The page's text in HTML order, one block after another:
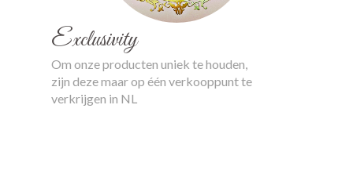
Exclusivity
Om onze producten uniek te houden,
zijn deze maar op één verkooppunt te
verkrijgen in NL